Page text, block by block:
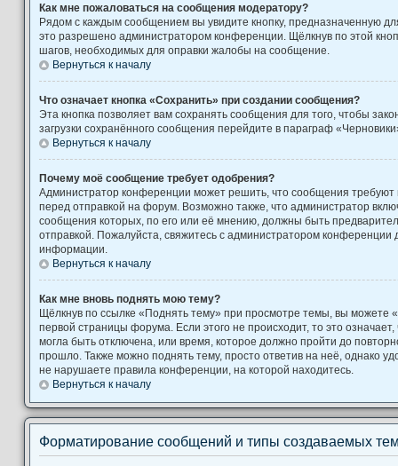
Как мне пожаловаться на сообщения модератору?
Рядом с каждым сообщением вы увидите кнопку, предназначенную
это разрешено администратором конференции. Щёлкнув по этой
шагов, необходимых для оправки жалобы на сообщение.
Вернуться к началу
Что означает кнопка «Сохранить» при создании сообщения?
Эта кнопка позволяет вам сохранять сообщения для того, чтобы
загрузки сохранённого сообщения перейдите в параграф
Вернуться к началу
Почему моё сообщение требует одобрения?
Администратор конференции может решить, что сообщения требуют
перед отправкой на форум. Возможно также, что администратор
сообщения которых, по его или её мнению, должны быть
отправкой. Пожалуйста, свяжитесь с администратором конференции
информации.
Вернуться к началу
Как мне вновь поднять мою тему?
Щёлкнув по ссылке «Поднять тему» при просмотре темы, вы можете
первой страницы форума. Если этого не происходит, то это
могла быть отключена, или время, которое должно пройти до
прошло. Также можно поднять тему, просто ответив на неё, однако
не нарушаете правила конференции, на которой находитесь.
Вернуться к началу
Форматирование сообщений и типы создаваемых